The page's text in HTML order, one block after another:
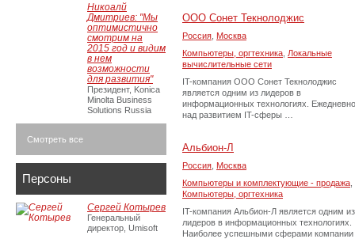
ООО Сонет Текнолоджис
Россия Москва
Компьютеры, оргтехника Локальные
вычислительные сети
IT-компания ООО Сонет Текнолоджис
является одним из лидеров в
информационных технологиях. Ежедневно
над развитием IT-сферы …
Альбион-Л
Россия Москва
Компьютеры и комплектующие - продажа
Компьютеры, оргтехника
IT-компания Альбион-Л является одним из
лидеров в информационных технологиях.
Наиболее успешными сферами компании
Никоалй
Дмитриев: "Мы
оптимистично
смотрим на
2015 год и видим
в нем
возможности
для развития"
Президент, Konica
Minolta Business
Solutions Russia
Смотреть все
Персоны
Сергей Котырев
Генеральный
директор, Umisoft